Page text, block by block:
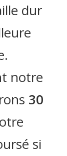
dur
notre
30
si